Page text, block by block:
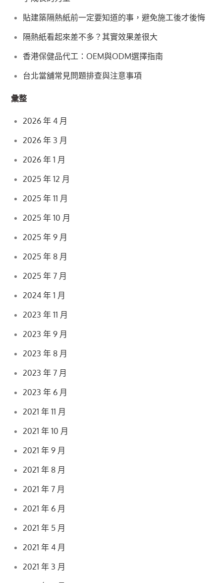
貼建築隔熱紙前一定要知道的事，避免施工後才後悔
隔熱紙看起來差不多？其實效果差很大
香港保健品代工：OEM與ODM選擇指南
台北當舖常見問題排查與注意事項
彙整
2026 年 4 月
2026 年 3 月
2026 年 1 月
2025 年 12 月
2025 年 11 月
2025 年 10 月
2025 年 9 月
2025 年 8 月
2025 年 7 月
2024 年 1 月
2023 年 11 月
2023 年 9 月
2023 年 8 月
2023 年 7 月
2023 年 6 月
2021 年 11 月
2021 年 10 月
2021 年 9 月
2021 年 8 月
2021 年 7 月
2021 年 6 月
2021 年 5 月
2021 年 4 月
2021 年 3 月